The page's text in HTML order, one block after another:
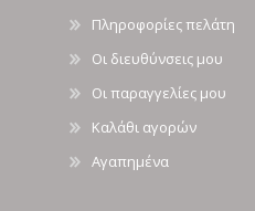
Πληροφορίες πελάτη
Οι διευθύνσεις μου
Οι παραγγελίες μου
Καλάθι αγορών
Αγαπημένα